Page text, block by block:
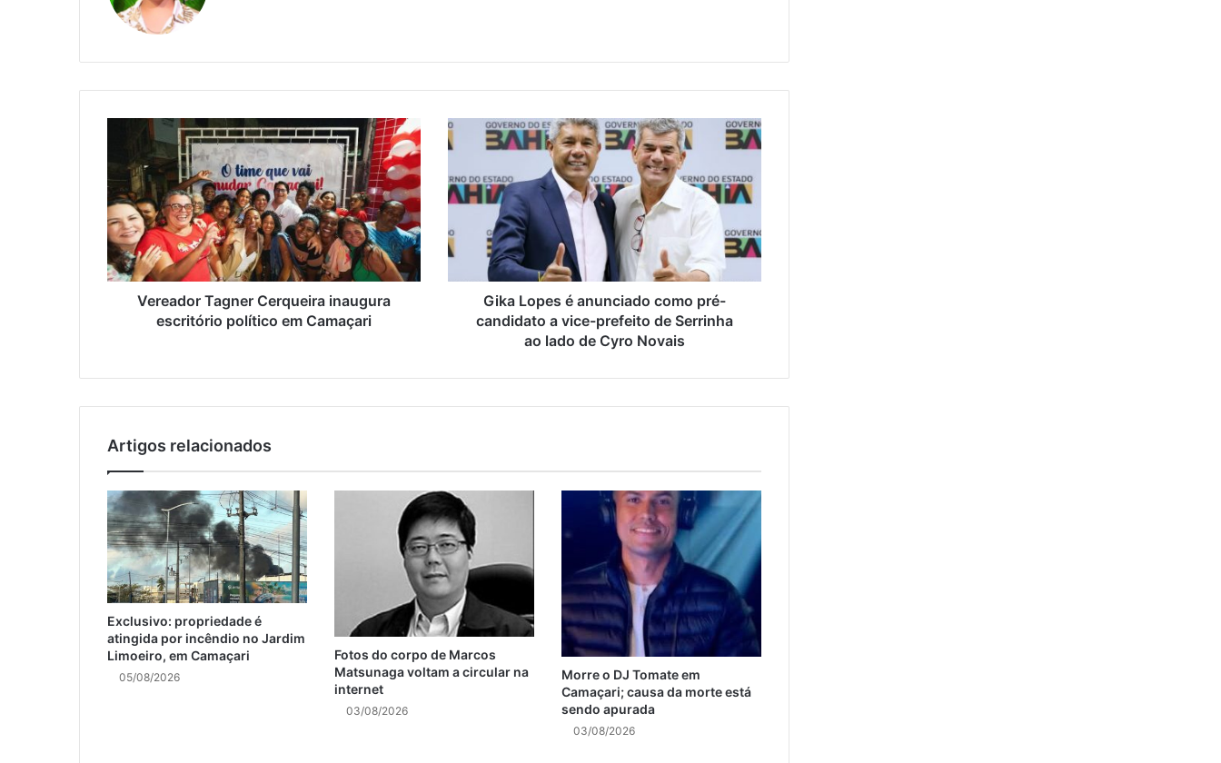
Vereador Tagner Cerqueira inaugura
escritório político em Camaçari
Gika Lopes é anunciado como pré-
candidato a vice-prefeito de Serrinha
ao lado de Cyro Novais
Artigos relacionados
Exclusivo: propriedade é
atingida por incêndio no Jardim
Limoeiro, em Camaçari
05/08/2026
Fotos do corpo de Marcos
Matsunaga voltam a circular na
internet
03/08/2026
Morre o DJ Tomate em
Camaçari; causa da morte está
sendo apurada
03/08/2026